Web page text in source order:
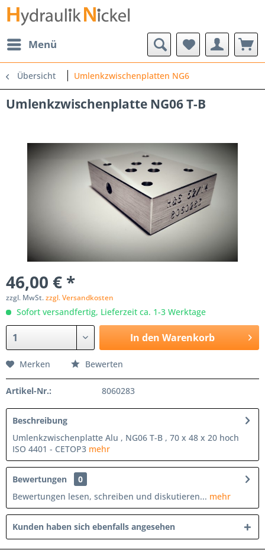
Menü
Übersicht Umlenkzwischenplatten NG6
Umlenkzwischenplatte NG06 T-B
46,00 € *
zzgl. MwSt.zzgl. Versandkosten
Sofort versandfertig, Lieferzeit ca. 1-3 Werktage
In den Warenkorb
Merken Bewerten
Artikel-Nr.: 8060283
Beschreibung
Umlenkzwischenplatte Alu , NG06 T-B , 70 x 48 x 20 hoch
ISO 4401 - CETOP3 mehr
Bewertungen
0
Bewertungen lesen, schreiben und diskutieren... mehr
Kunden haben sich ebenfalls angesehen